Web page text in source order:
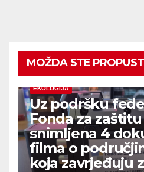
MOŽDA STE
EKOLOGIJA
Uz podršku
Fonda za
snimljena 4
filma o
koja zavrjeđuju